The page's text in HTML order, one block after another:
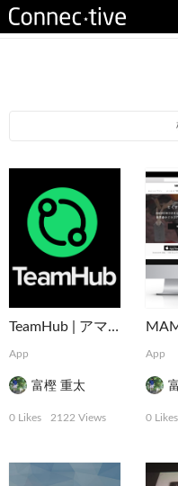
TeamHub | アマチュアスポーツのインフラを支えるマネジメントアプリ
App
富樫 重太
0 Likes 2122 Views
App
0 Likes